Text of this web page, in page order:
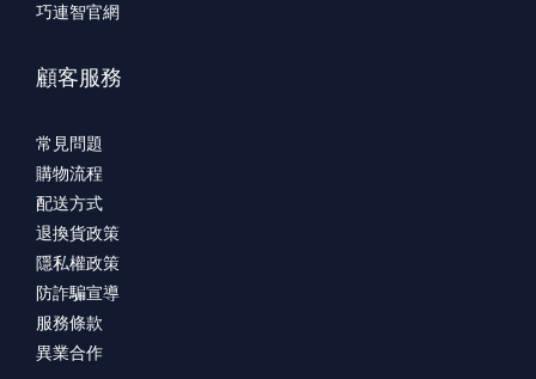
巧連智官網
顧客服務
常見問題
購物流程
配送方式
退換貨政策
隱私權政策
防詐騙宣導
服務條款
異業合作